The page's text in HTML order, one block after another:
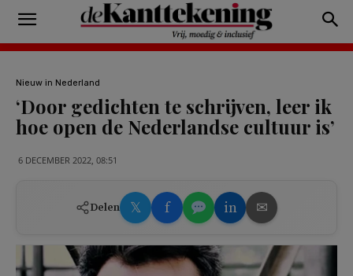
Nieuw in Nederland
‘Door gedichten te schrijven, leer ik
hoe open de Nederlandse cultuur is’
6 DECEMBER 2022, 08:51
Delen 𝕏 f in ✉